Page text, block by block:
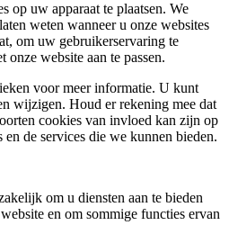
op uw apparaat te plaatsen. We
weten wanneer u onze websites
om uw gebruikerservaring te
website aan te passen.
voor meer informatie. U kunt
wijzigen. Houd er rekening mee dat
cookies van invloed kan zijn op
de services die we kunnen bieden.
om u diensten aan te bieden
en om sommige functies ervan